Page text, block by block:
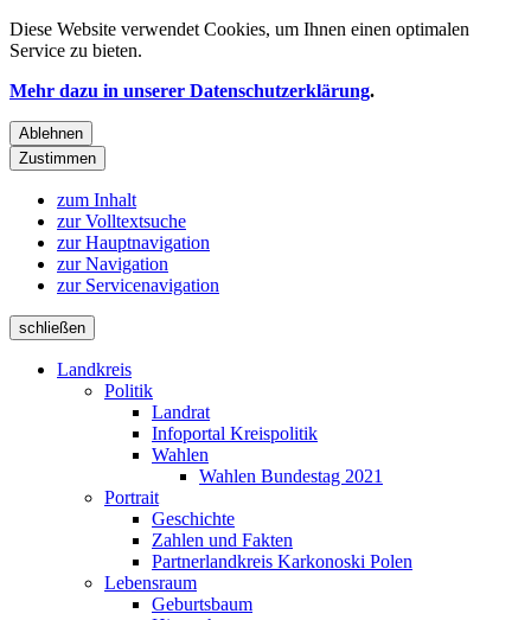
Diese Website verwendet Cookies, um Ihnen einen optimalen
Service zu bieten.
Mehr dazu in unserer Datenschutzerklärung.
Ablehnen
Zustimmen
zum Inhalt
zur Volltextsuche
zur Hauptnavigation
zur Navigation
zur Servicenavigation
schließen
Landkreis
Politik
Landrat
Infoportal Kreispolitik
Wahlen
Wahlen Bundestag 2021
Portrait
Geschichte
Zahlen und Fakten
Partnerlandkreis Karkonoski Polen
Lebensraum
Geburtsbaum